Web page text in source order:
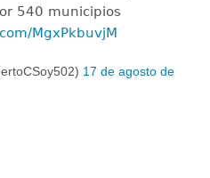
540 municipios
MgxPkbuvjM
17 de agosto de